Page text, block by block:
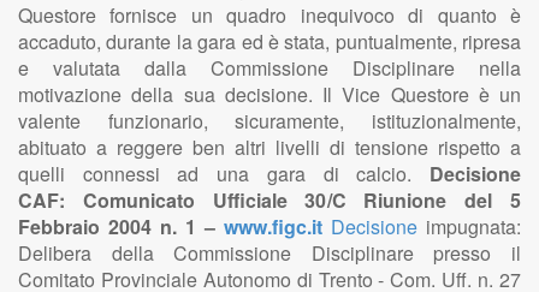
Questore fornisce un quadro inequivoco di quanto è
accaduto, durante la gara ed è stata, puntualmente, ripresa
e valutata dalla Commissione Disciplinare nella
motivazione della sua decisione. Il Vice Questore è un
valente funzionario, sicuramente, istituzionalmente,
abituato a reggere ben altri livelli di tensione rispetto a
quelli connessi ad una gara di calcio. Decisione
CAF: Comunicato Ufficiale 30/C Riunione del 5
Febbraio 2004 n. 1 – www.figc.it Decisione impugnata:
Delibera della Commissione Disciplinare presso il
Comitato Provinciale Autonomo di Trento - Com. Uff. n. 27